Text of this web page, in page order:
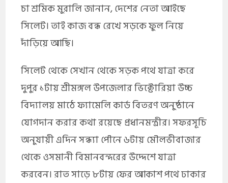
চা শ্রমিক মুরালি জানান, দেশের নেতা আইছে
সিলেট। তাই কাজ বন্ধ রেখে সড়কে ফুল নিয়ে
দাঁড়িয়ে আছি।
সিলেট থেকে সেখান থেকে সড়ক পথে যাত্রা করে
দুপুর ১টায় শ্রীমঙ্গল উপজেলার ভিক্টোরিয়া উচ্চ
বিদ্যালয় মাঠে ফ্যামেলি কার্ড বিতরণ অনুষ্ঠানে
যোগদান করার কথা রয়েছে প্রধানমন্ত্রীর। সফরসূচি
অনুযায়ী এদিন সন্ধ্যা পৌনে ৬টায় মৌলভীবাজার
থেকে ওসমানী বিমানবন্দরের উদ্দেশে যাত্রা
করবেন। রাত সাড়ে ৮টায় ফের আকাশ পথে ঢাকার